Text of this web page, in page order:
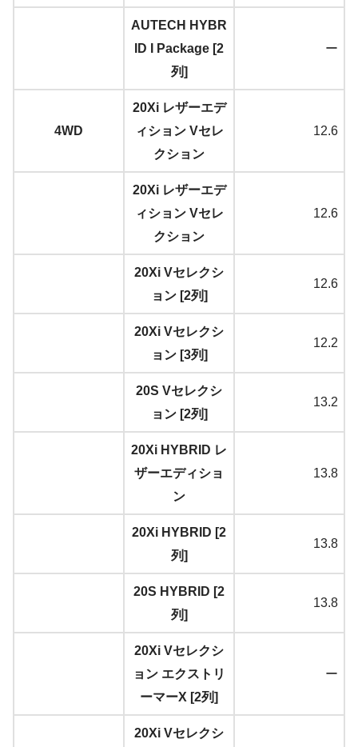
AUTECH HYBR
ID I Package [2
列]
ー
4WD
20Xi レザーエデ
ィション Vセレ
クション
12.6
20Xi レザーエデ
ィション Vセレ
クション
12.6
20Xi Vセレクシ
ョン [2列]
12.6
20Xi Vセレクシ
ョン [3列]
12.2
20S Vセレクシ
ョン [2列]
13.2
20Xi HYBRID レ
ザーエディショ
ン
13.8
20Xi HYBRID [2
列]
13.8
20S HYBRID [2
列]
13.8
20Xi Vセレクシ
ョン エクストリ
ーマーX [2列]
ー
20Xi Vセレクシ